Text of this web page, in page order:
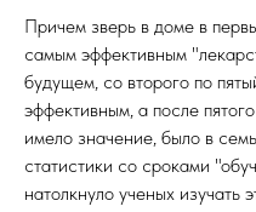
Причем зверь в доме в
самым эффективным
будущем, со второго по
эффективным, а после
имело значение, было в
статистики со сроками
натолкнуло ученых изучать